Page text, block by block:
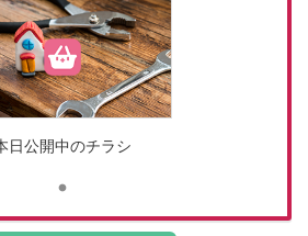
日公開中のチラシ